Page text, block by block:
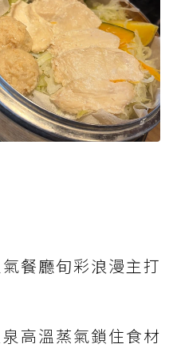
餐廳旬彩浪漫主打
高溫蒸氣鎖住食材